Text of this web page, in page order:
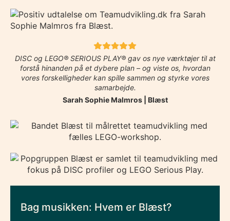
DISC og LEGO® SERIOUS PLAY® gav os nye værktøjer til at
forstå hinanden på et dybere plan – og viste os, hvordan
vores forskelligheder kan spille sammen og styrke vores
samarbejde.
Sarah Sophie Malmros | Blæst
Bag musikken: Hvem er Blæst?